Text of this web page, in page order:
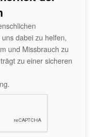
dabei zu helfen,
und Missbrauch zu
zu einer sicheren